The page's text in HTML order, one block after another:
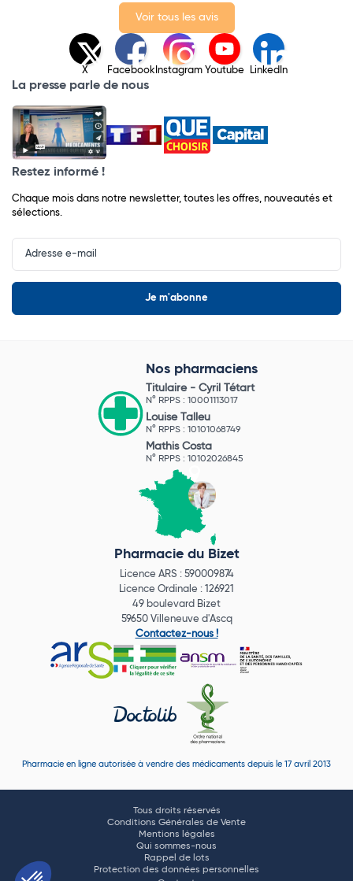
Voir tous les avis
X Facebook Instagram Youtube LinkedIn
La presse parle de nous
Restez informé !
Chaque mois dans notre newsletter, toutes les offres, nouveautés et
sélections.
Input
Newsletter
Nos pharmaciens
Titulaire - Cyril Tétart
N° RPPS : 10001113017
Louise Talleu
N° RPPS : 10101068749
Mathis Costa
N° RPPS : 10102026845
Pharmacie du Bizet
Licence ARS : 590009874
Licence Ordinale : 126921
49 boulevard Bizet
59650 Villeneuve d'Ascq
Contactez-nous !
Pharmacie en ligne autorisée à vendre des médicaments depuis le 17 avril 2013
Tous droits réservés
Conditions Générales de Vente
Mentions légales
Qui sommes-nous
Rappel de lots
Protection des données personnelles